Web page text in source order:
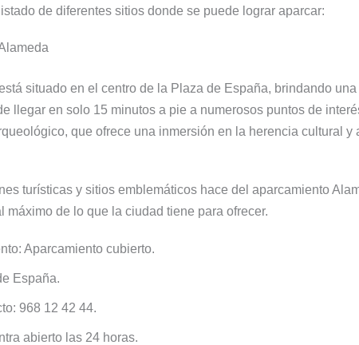
de diferentes sitios donde se puede lograr aparcar:
situado en el centro de la Plaza de España, brindando
llegar en solo 15 minutos a pie a numerosos puntos de
que ofrece una inmersión en la herencia cultural
turísticas y sitios emblemáticos hace del aparcamiento
máximo de lo que la ciudad tiene para ofrecer.
Aparcamiento cubierto.
España.
968 12 42 44.
abierto las 24 horas.